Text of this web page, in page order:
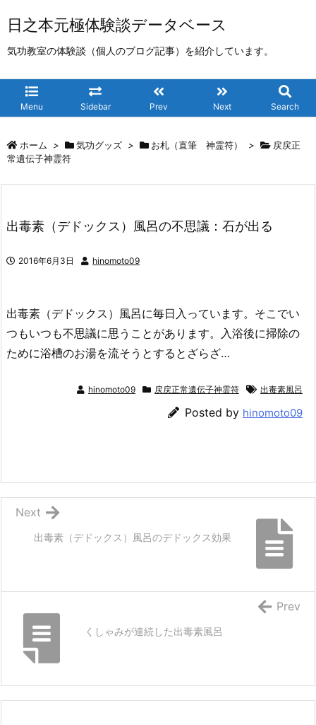
日之本元極体験談データベース
気功教室の体験談（個人のブログ記事）を紹介しています。
Menu Sidebar Prev Next Search
ホーム > 気功グッズ > お札（直筆 神霊符） >
戻戻正
常遺伝子神霊符
出毒素（デドックス）風呂の不思議：石が出る
2016年6月3日 hinomoto09
出毒素（デドックス）風呂に毎日入っています。そこでい
つもいつも不思議に思うことがあります。入浴後に掃除の
ために浴槽のお湯を流そうとするとざらざ…
hinomoto09 戻戻正常遺伝子神霊符 出毒素風呂
Posted by hinomoto09
出毒素（デドックス）風呂のデドックス効果
Next
くしゃみが連続した出毒素風呂
Prev